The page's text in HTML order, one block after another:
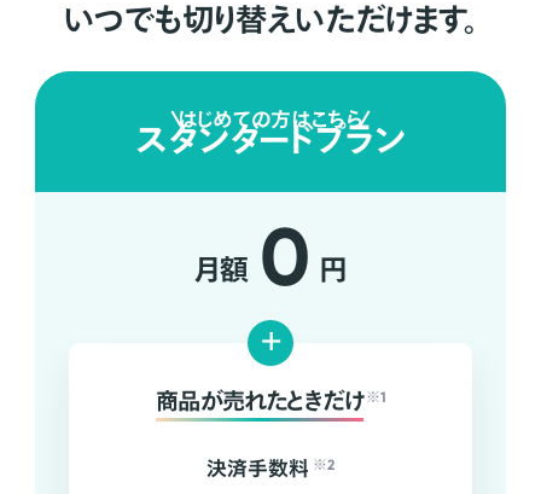
いつでも切り替えいただけます。
はじめての方はこちら
スタンダードプラン
月額 0 円
+
商品が売れたときだけ ※1
決済手数料 ※2